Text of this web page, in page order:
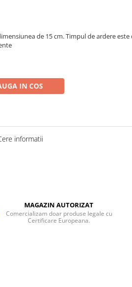
de 15 cm. Timpul de ardere
IN COS
informatii
MAGAZIN AUTORIZAT
Comercializam doar produse legale cu
Certificare Europeana.